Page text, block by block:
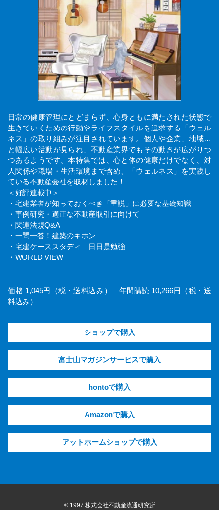
日常の健康管理にとどまらず、心身ともに満たされた状態で
生きていくための行動やライフスタイルを追求する「ウェル
ネス」の取り組みが注目されています。個人や企業、地域…
と幅広い活動が見られ、不動産業界でもその動きが広がりつ
つあるようです。本特集では、心と体の健康だけでなく、対
人関係や職場・生活環境まで含め、「ウェルネス」を実践し
ている不動産会社を取材しました！
＜好評連載中＞
・宅建業者が知っておくべき「重説」に必要な基礎知識
・事例研究・適正な不動産取引に向けて
・関連法規Q&A
・一問一答！建築のキホン
・宅建ケーススタディ 日日是勉強
・WORLD VIEW
価格 1,045円（税・送料込み） 年間購読 10,266円（税・送
料込み）
ショップで購入
富士山マガジンサービスで購入
hontoで購入
Amazonで購入
アットホームショップで購入
© 1997 株式会社不動産流通研究所